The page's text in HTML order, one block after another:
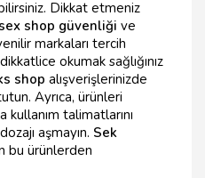
Dikkat etmeniz
sex shop güvenliği ve
markaları tercih
okumak sağlığınız
shop alışverişlerinizde
Ayrıca, ürünleri
talimatlarını
aşmayın. Sek
bu ürünlerden